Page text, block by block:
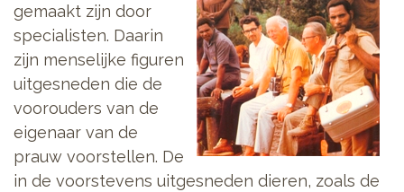
gemaakt zijn door
specialisten. Daarin
zijn menselijke figuren
uitgesneden die de
voorouders van de
eigenaar van de
prauw voorstellen. De
in de voorstevens uitgesneden dieren, zoals de